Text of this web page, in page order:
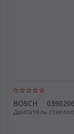
BOSCH
Двигатель